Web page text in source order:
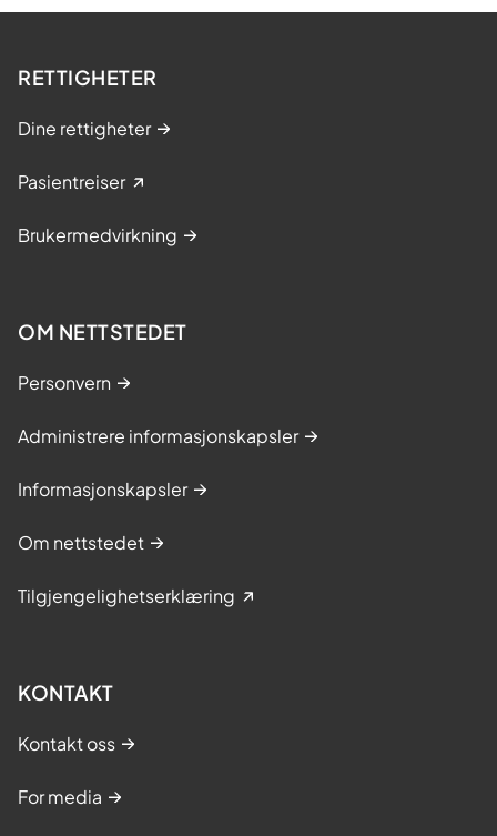
RETTIGHETER
Dine rettigheter
Pasientreiser
Brukermedvirkning
OM NETTSTEDET
Personvern
Administrere informasjonskapsler
Informasjonskapsler
Om nettstedet
Tilgjengelighetserklæring
KONTAKT
Kontakt oss
For media